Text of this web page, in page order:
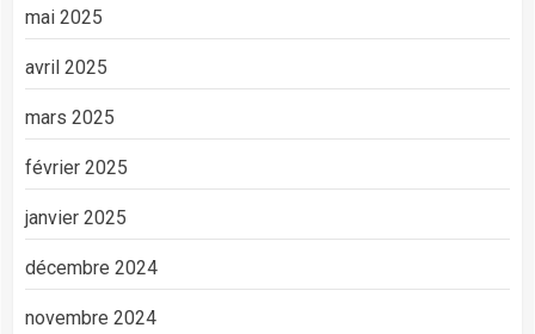
mai 2025
avril 2025
mars 2025
février 2025
janvier 2025
décembre 2024
novembre 2024